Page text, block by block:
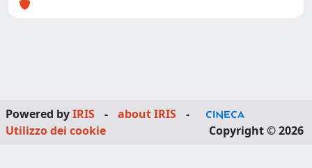
Powered byIRIS - about IRIS
-
Utilizzo dei cookie
Copyright © 2026